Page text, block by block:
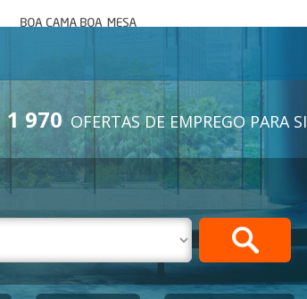
mesa
1 970 OFERTAS DE EMPREGO PARA SI